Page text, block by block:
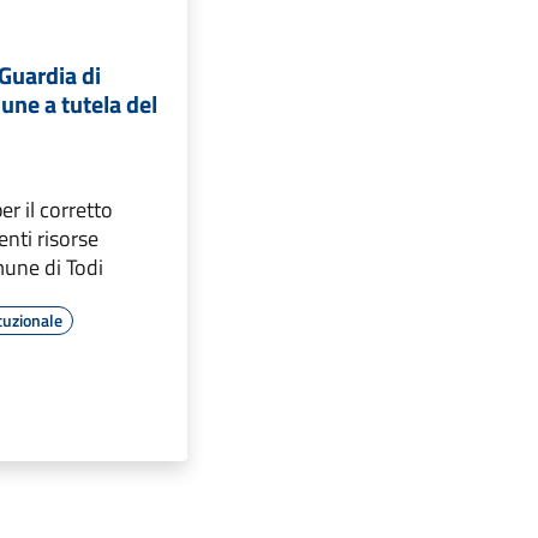
di
a tutela del
il corretto
risorse
di Todi